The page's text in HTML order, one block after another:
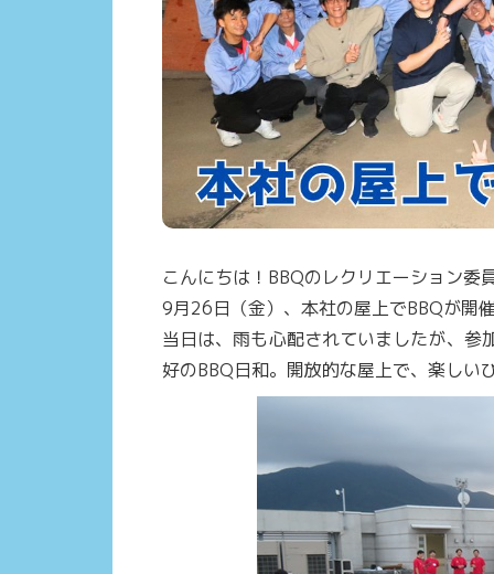
こんにちは！BBQのレクリエーション委
9月26日（金）、本社の屋上でBBQが開
当日は、雨も心配されていましたが、参
好のBBQ日和。開放的な屋上で、楽しい